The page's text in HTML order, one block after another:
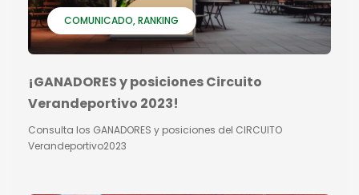
COMUNICADO RANKING
¡GANADORES y posiciones Circuito
Verandeportivo 2023!
Consulta los GANADORES y posiciones del CIRCUITO
Verandeportivo2023